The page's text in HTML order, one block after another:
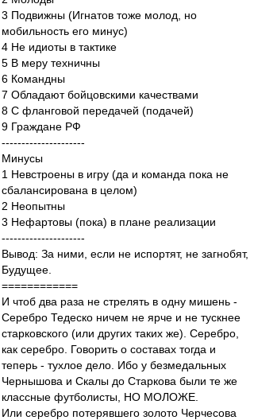
3 Подвижны (Игнатов тоже молод, но
мобильность его минус)
4 Не идиоты в тактике
5 В меру техничны
6 Командны
7 Обладают бойцовскими качествами
8 С фланговой передачей (подачей)
9 Граждане РФ
---------------------
Минусы
1 Невстроены в игру (да и команда пока не
сбалансирована в целом)
2 Неопытны
3 Нефартовы (пока) в плане реализации
---------------------
Вывод: За ними, если не испортят, не загнобят,
Будущее.
============
И чтоб два раза не стрелять в одну мишень -
Серебро Тедеско ничем не ярче и не тускнее
старковского (или других таких же). Серебро,
как серебро. Говорить о составах тогда и
теперь - тухлое дело. Ибо у безмедальных
Чернышова и Скалы до Старкова были те же
классные футболисты, НО МОЛОЖЕ.
Или серебро потерявшего золото Черчесова